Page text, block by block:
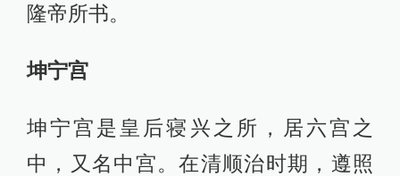
隆帝所书。
坤宁宫
坤宁宫是皇后寝兴之所，居六宫之
中，又名中宫。在清顺治时期，遵照